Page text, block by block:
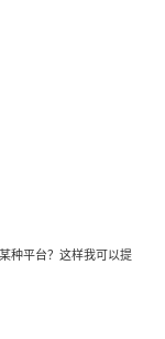
种平台？这样我可以提